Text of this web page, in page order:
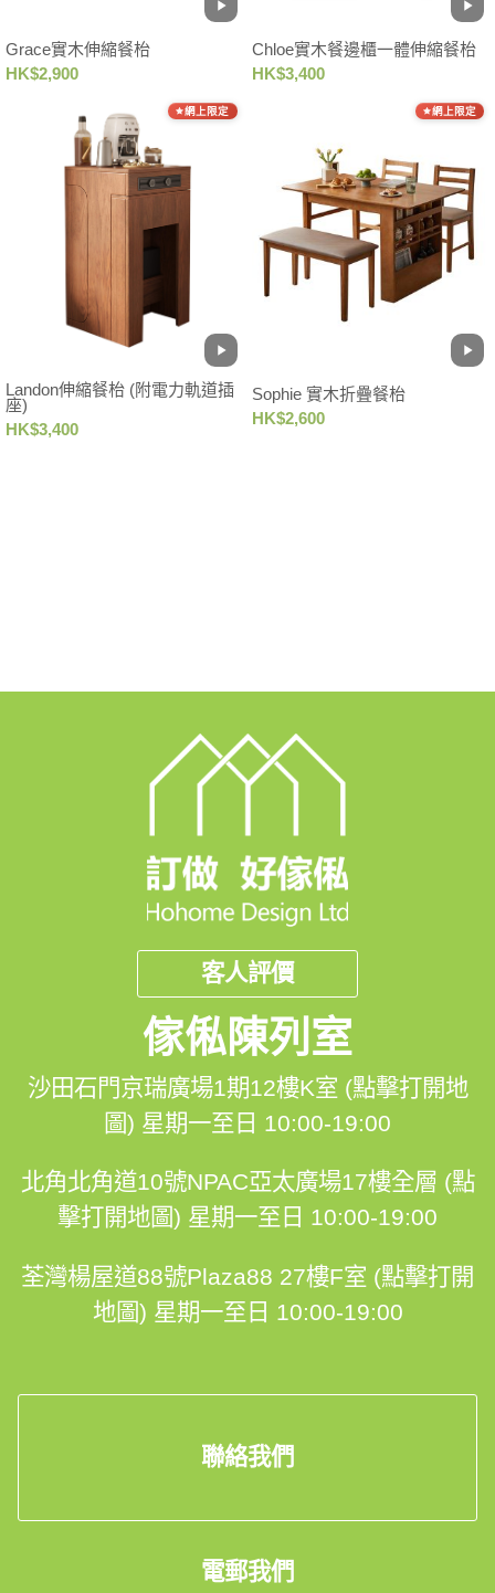
Grace實木伸縮餐枱
HK$2,900
Chloe實木餐邊櫃一體伸縮餐枱
HK$3,400
網上限定
Landon伸縮餐枱 (附電力軌道插
座)
HK$3,400
網上限定
Sophie 實木折疊餐枱
HK$2,600
客人評價
傢俬陳列室
沙田石門京瑞廣場1期12樓K室 (點擊打開地
圖) 星期一至日 10:00-19:00
北角北角道10號NPAC亞太廣場17樓全層 (點
擊打開地圖) 星期一至日 10:00-19:00
荃灣楊屋道88號Plaza88 27樓F室 (點擊打開
地圖) 星期一至日 10:00-19:00
聯絡我們
電郵我們